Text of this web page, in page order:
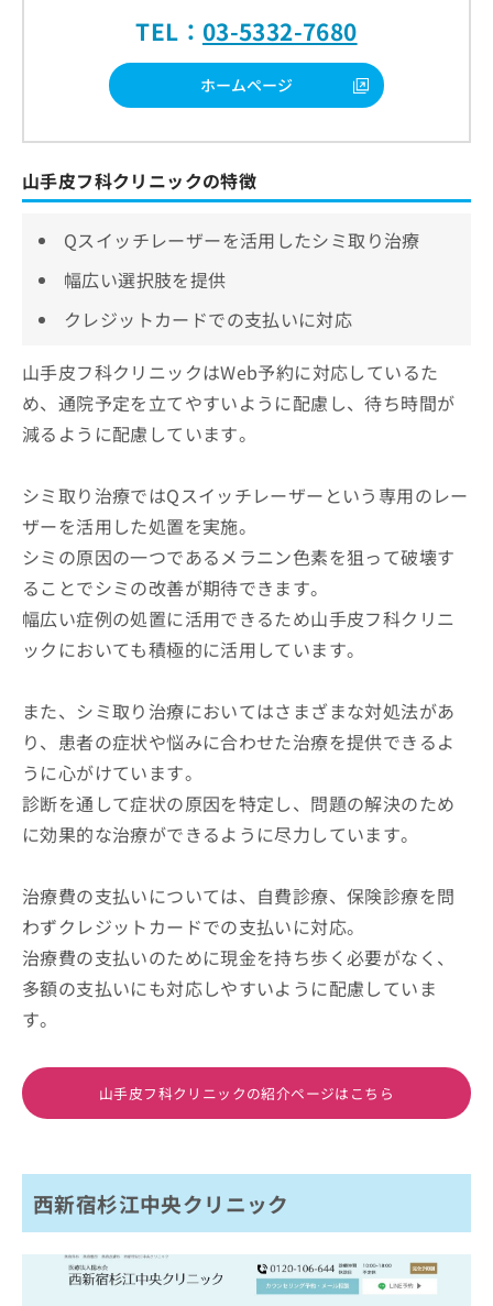
TEL： 03-5332-7680
ホームページ
山手皮フ科クリニックの特徴
Qスイッチレーザーを活用したシミ取り治療
幅広い選択肢を提供
クレジットカードでの支払いに対応
山手皮フ科クリニックはWeb予約に対応しているた
め、通院予定を立てやすいように配慮し、待ち時間が
減るように配慮しています。
シミ取り治療ではQスイッチレーザーという専用のレー
ザーを活用した処置を実施。
シミの原因の一つであるメラニン色素を狙って破壊す
ることでシミの改善が期待できます。
幅広い症例の処置に活用できるため山手皮フ科クリニ
ックにおいても積極的に活用しています。
また、シミ取り治療においてはさまざまな対処法があ
り、患者の症状や悩みに合わせた治療を提供できるよ
うに心がけています。
診断を通して症状の原因を特定し、問題の解決のため
に効果的な治療ができるように尽力しています。
治療費の支払いについては、自費診療、保険診療を問
わずクレジットカードでの支払いに対応。
治療費の支払いのために現金を持ち歩く必要がなく、
多額の支払いにも対応しやすいように配慮していま
す。
山手皮フ科クリニックの紹介ページはこちら
西新宿杉江中央クリニック